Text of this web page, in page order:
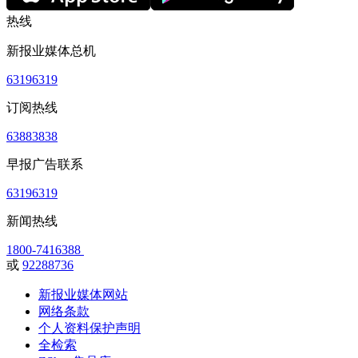
热线
新报业媒体总机
63196319
订阅热线
63883838
早报广告联系
63196319
新闻热线
1800-7416388
或 92288736
新报业媒体网站
网络条款
个人资料保护声明
全检索